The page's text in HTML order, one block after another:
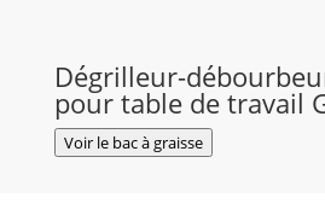
Dégrilleur-
pour table de travail
Voir le bac à graisse